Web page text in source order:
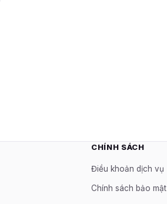
CHÍNH SÁCH
Điều khoản dịch vụ
Chính sách bảo mật